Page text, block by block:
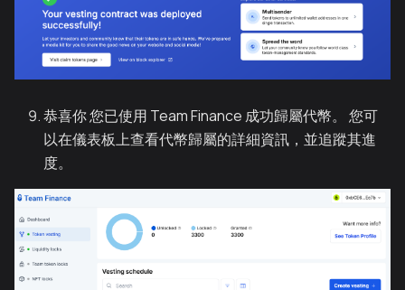
恭喜你 您已使用 Team Finance 成功歸屬代幣。 您可
以在儀表板上查看代幣歸屬的詳細資訊，並追蹤其進
度。